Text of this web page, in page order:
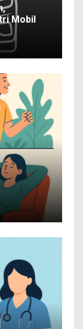
Mobil